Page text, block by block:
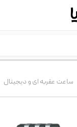
ساعت عقربه ای و دیجیتال